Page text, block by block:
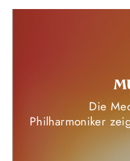
Die
Philharmoniker